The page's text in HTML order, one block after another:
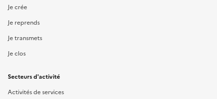
Je crée
Je reprends
Je transmets
Je clos
Secteurs d'activité
Activités de services